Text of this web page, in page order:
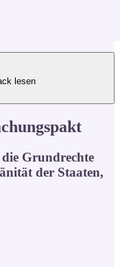
lesen
Grundrechte
der Staaten,